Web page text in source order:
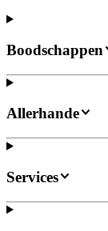
Boodschappen
Allerhande
Services